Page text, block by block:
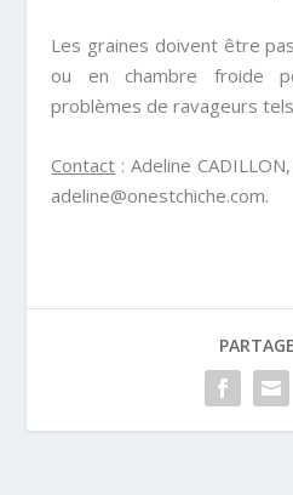
Les graines doivent être
ou en chambre froide
problèmes de ravageurs
Contact : Adeline
adeline@onestchiche.com.